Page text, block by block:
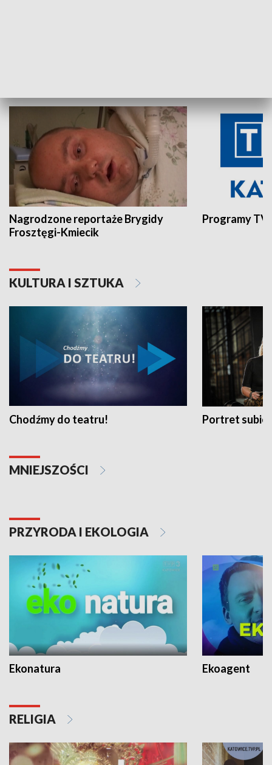
Nagrodzone reportaże Brygidy
Frosztęgi-Kmiecik
Programy
KULTURA I SZTUKA
Chodźmy do teatru! Portret
MNIEJSZOŚCI
PRZYRODA I EKOLOGIA
Ekonatura Ekoagent
RELIGIA